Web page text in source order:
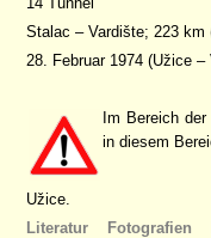
Stalac – Vardište; 223 km
28. Februar 1974 (Užice –
Im Bereich
in diesem
Užice.
Literatur Fotografien